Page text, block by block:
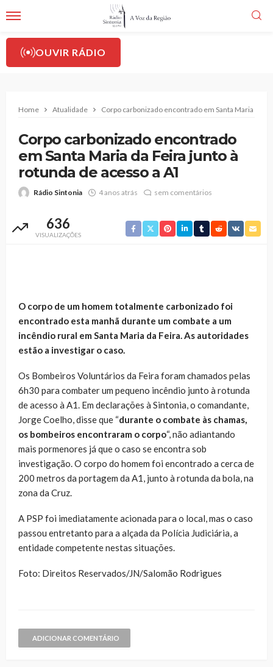
OUVIR RÁDIO
Home Atualidade Corpo carbonizado encontrado em Santa Maria da
Corpo carbonizado encontrado
em Santa Maria da Feira junto à
rotunda de acesso a A1
Rádio Sintonia 4 anos atrás sem comentários
636
VISUALIZAÇÕES
O corpo de um homem totalmente carbonizado foi
encontrado esta manhã durante um combate a um
incêndio rural em Santa Maria da Feira. As autoridades
estão a investigar o caso.
Os Bombeiros Voluntários da Feira foram chamados pelas
6h30 para combater um pequeno incêndio junto à rotunda
de acesso à A1. Em declarações à Sintonia, o comandante,
Jorge Coelho, disse que “durante o combate às chamas,
os bombeiros encontraram o corpo“, não adiantando
mais pormenores já que o caso se encontra sob
investigação. O corpo do homem foi encontrado a cerca de
200 metros da portagem da A1, junto à rotunda da bola, na
zona da Cruz.
A PSP foi imediatamente acionada para o local, mas o caso
passou entretanto para a alçada da Polícia Judiciária, a
entidade competente nestas situações.
Foto: Direitos Reservados/JN/Salomão Rodrigues
ADICIONAR COMENTÁRIO